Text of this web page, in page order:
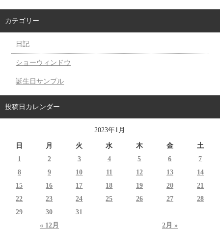
カテゴリー
日記
ショーウィンドウ
誕生日サンプル
投稿日カレンダー
2023年1月
日 月 火 水 木 金 土
« 12月 2月 »
1 2 3 4 5 6
7
8
9 10 11 12 13
14
15
16 17 18 19 20
21
22
23 24 25 26 27
28
29
30 31